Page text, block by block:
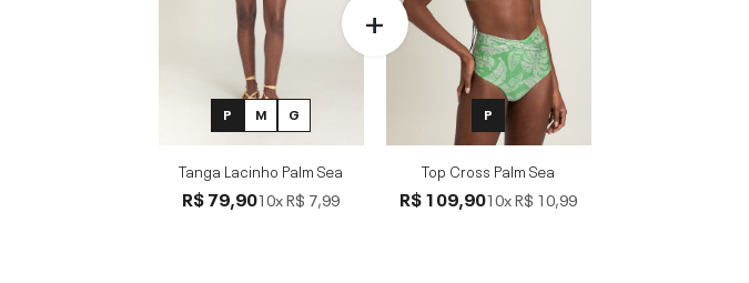
P M G
Tanga Lacinho Palm Sea
R$ 79,9010xR$ 7,99
P
Top Cross Palm Sea
R$ 109,9010xR$ 10,99